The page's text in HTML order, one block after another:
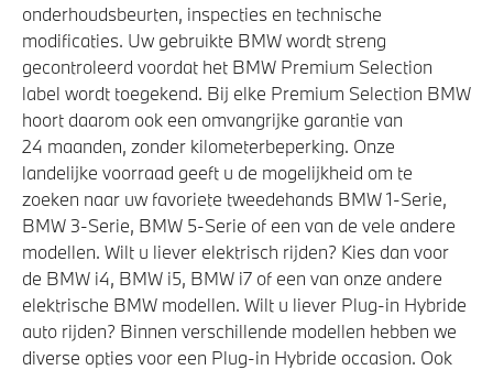
onderhoudsbeurten, inspecties en technische
modificaties. Uw gebruikte BMW wordt streng
gecontroleerd voordat het BMW Premium Selection
label wordt toegekend. Bij elke Premium Selection BMW
hoort daarom ook een omvangrijke garantie van
24 maanden, zonder kilometerbeperking. Onze
landelijke voorraad geeft u de mogelijkheid om te
zoeken naar uw favoriete tweedehands BMW 1-Serie,
BMW 3-Serie, BMW 5-Serie of een van de vele andere
modellen. Wilt u liever elektrisch rijden? Kies dan voor
de BMW i4, BMW i5, BMW i7 of een van onze andere
elektrische BMW modellen. Wilt u liever Plug-in Hybride
auto rijden? Binnen verschillende modellen hebben we
diverse opties voor een Plug-in Hybride occasion. Ook